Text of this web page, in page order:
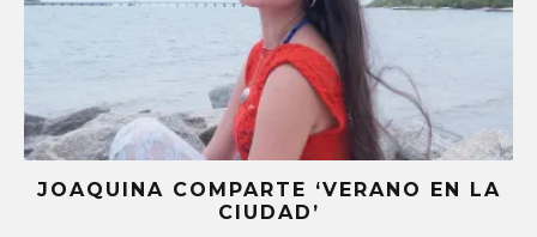
JOAQUINA COMPARTE ‘VERANO EN LA
CIUDAD’